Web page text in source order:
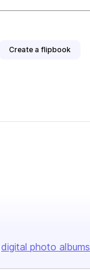
Create a flipbook
digital photo albums